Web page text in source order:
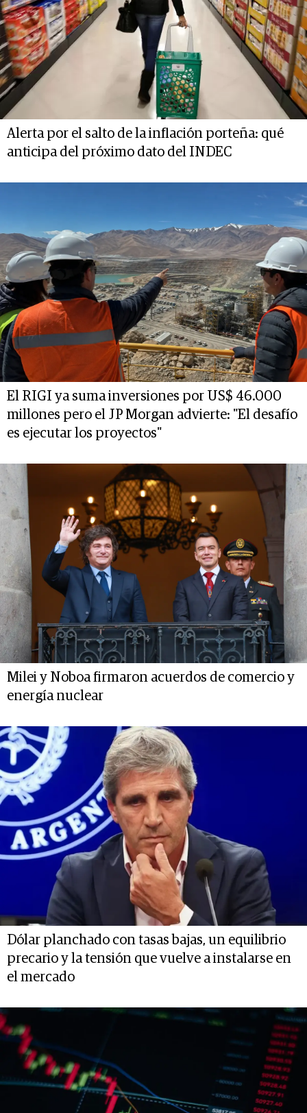
Alerta por el salto de la inflación porteña: qué
anticipa del próximo dato del INDEC
El RIGI ya suma inversiones por US$ 46.000
millones pero el JP Morgan advierte: "El desafío
es ejecutar los proyectos"
Milei y Noboa firmaron acuerdos de comercio y
energía nuclear
Dólar planchado con tasas bajas, un equilibrio
precario y la tensión que vuelve a instalarse en
el mercado